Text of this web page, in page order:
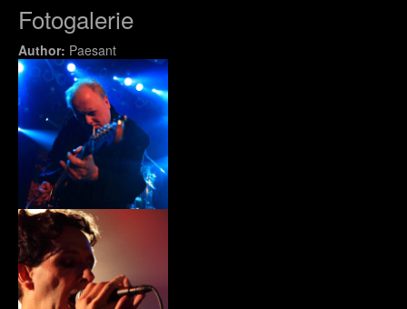
Fotogalerie
Author: Paesant
xiii001.jpg
xiii002.jpg